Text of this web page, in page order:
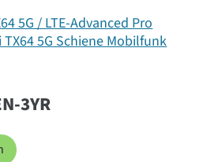
5G / LTE-Advanced Pro
TX64 5G Schiene Mobilfunk
3YR